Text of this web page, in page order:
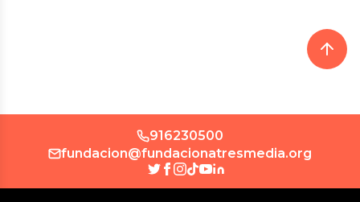
916230500
fundacion@fundacionatresmedia.org